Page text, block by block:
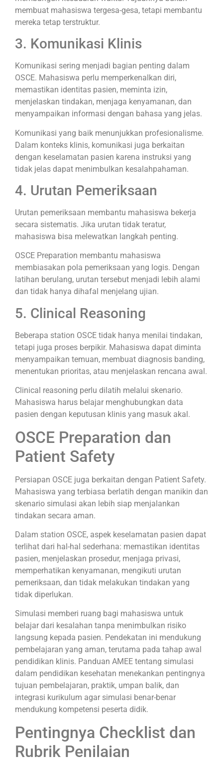
membuat mahasiswa tergesa-gesa, tetapi membantu
mereka tetap terstruktur.
3. Komunikasi Klinis
Komunikasi sering menjadi bagian penting dalam
OSCE. Mahasiswa perlu memperkenalkan diri,
memastikan identitas pasien, meminta izin,
menjelaskan tindakan, menjaga kenyamanan, dan
menyampaikan informasi dengan bahasa yang jelas.
Komunikasi yang baik menunjukkan profesionalisme.
Dalam konteks klinis, komunikasi juga berkaitan
dengan keselamatan pasien karena instruksi yang
tidak jelas dapat menimbulkan kesalahpahaman.
4. Urutan Pemeriksaan
Urutan pemeriksaan membantu mahasiswa bekerja
secara sistematis. Jika urutan tidak teratur,
mahasiswa bisa melewatkan langkah penting.
OSCE Preparation membantu mahasiswa
membiasakan pola pemeriksaan yang logis. Dengan
latihan berulang, urutan tersebut menjadi lebih alami
dan tidak hanya dihafal menjelang ujian.
5. Clinical Reasoning
Beberapa station OSCE tidak hanya menilai tindakan,
tetapi juga proses berpikir. Mahasiswa dapat diminta
menyampaikan temuan, membuat diagnosis banding,
menentukan prioritas, atau menjelaskan rencana awal.
Clinical reasoning perlu dilatih melalui skenario.
Mahasiswa harus belajar menghubungkan data
pasien dengan keputusan klinis yang masuk akal.
OSCE Preparation dan
Patient Safety
Persiapan OSCE juga berkaitan dengan Patient Safety.
Mahasiswa yang terbiasa berlatih dengan manikin dan
skenario simulasi akan lebih siap menjalankan
tindakan secara aman.
Dalam station OSCE, aspek keselamatan pasien dapat
terlihat dari hal-hal sederhana: memastikan identitas
pasien, menjelaskan prosedur, menjaga privasi,
memperhatikan kenyamanan, mengikuti urutan
pemeriksaan, dan tidak melakukan tindakan yang
tidak diperlukan.
Simulasi memberi ruang bagi mahasiswa untuk
belajar dari kesalahan tanpa menimbulkan risiko
langsung kepada pasien. Pendekatan ini mendukung
pembelajaran yang aman, terutama pada tahap awal
pendidikan klinis. Panduan AMEE tentang simulasi
dalam pendidikan kesehatan menekankan pentingnya
tujuan pembelajaran, praktik, umpan balik, dan
integrasi kurikulum agar simulasi benar-benar
mendukung kompetensi peserta didik.
Pentingnya Checklist dan
Rubrik Penilaian